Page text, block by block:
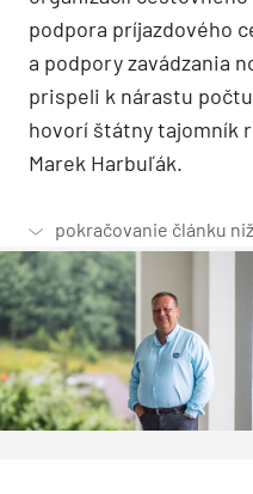
podpora príjazdového
a podpory zavádzania
prispeli k nárastu
hovorí štátny tajomník
Marek Harbuľák.